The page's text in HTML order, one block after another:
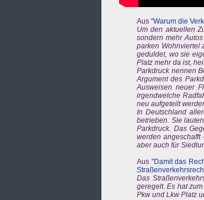
Aus "Warum die
Um den aktuellen
sondern mehr
parken Wohnviertel
geduldet, wo sie
Platz mehr da ist,
Parkdruck nennen
Argument des
Ausweisen neuer
irgendwelche
neu aufgeteilt
In Deutschland
betrieben. Sie
Parkdruck. Das
werden
aber auch für
Aus "Damit das
Das
geregelt. Es hat
Pkw und Lkw Platz